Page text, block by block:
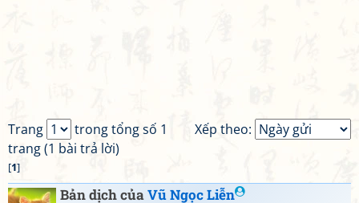
Xếp theo:
Trang
trong tổng số 1
trang (1 bài trả lời)
[1]
Bản dịch củaVũ Ngọc Liễn